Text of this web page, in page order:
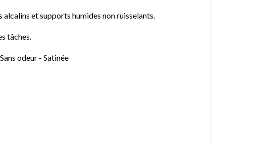
et supports humides non ruisselants.
tâches.
odeur - Satinée